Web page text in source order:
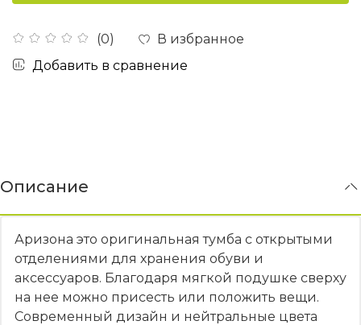
(0)
В избранное
Добавить в сравнение
Описание
Аризона это оригинальная тумба с открытыми
отделениями для хранения обуви и
аксессуаров. Благодаря мягкой подушке сверху
на нее можно присесть или положить вещи.
Современный дизайн и нейтральные цвета